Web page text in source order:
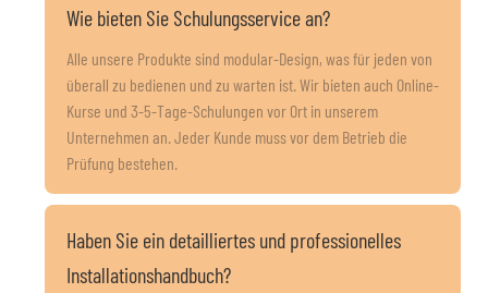
Wie bieten Sie Schulungsservice an?
Alle unsere Produkte sind modular-Design, was für jeden von
überall zu bedienen und zu warten ist. Wir bieten auch Online-
Kurse und 3-5-Tage-Schulungen vor Ort in unserem
Unternehmen an. Jeder Kunde muss vor dem Betrieb die
Prüfung bestehen.
Haben Sie ein detailliertes und professionelles
Installationshandbuch?